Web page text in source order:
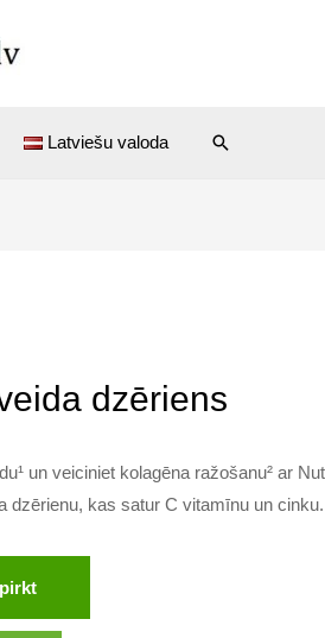
Latviešu valoda Search
dzēriens
un veiciniet kolagēna ražošanu² ar
dzērienu, kas satur C vitamīnu un cinku.